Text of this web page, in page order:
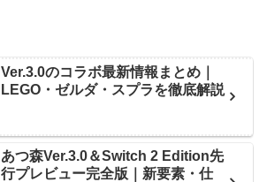
Ver.3.0のコラボ最新情報まとめ｜
LEGO・ゼルダ・スプラを徹底解説
あつ森Ver.3.0＆Switch 2 Edition先
行プレビュー完全版｜新要素・仕